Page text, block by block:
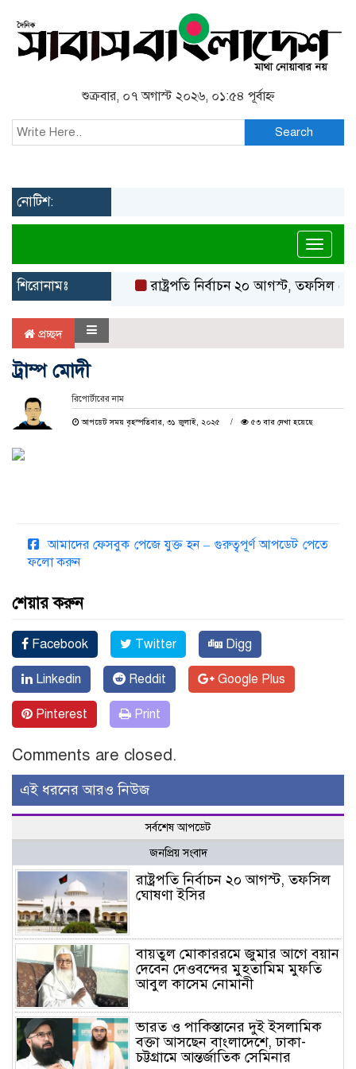
শুক্রবার, ০৭ অগাস্ট ২০২৬, ০১:৫৪ পূর্বাহ্ন
Search
নোটিশ:
শিরোনামঃ রাষ্ট্রপতি নির্বাচন ২০ আগস্ট, তফসিল
প্রচ্ছদ
ট্রাম্প মোদী
রিপোর্টারের নাম
আপডেট সময় বৃহস্পতিবার, ৩১ জুলাই, ২০২৫ ৫৩ বার দেখা হয়েছে
আমাদের ফেসবুক পেজে যুক্ত হন – গুরুত্বপূর্ণ আপডেট পেতে
ফলো করুন
শেয়ার করুন
Facebook Twitter Digg
Linkedin Reddit Google Plus
Pinterest Print
Comments are closed.
এই ধরনের আরও নিউজ
সর্বশেষ আপডেট
জনপ্রিয় সংবাদ
রাষ্ট্রপতি নির্বাচন ২০ আগস্ট, তফসিল
ঘোষণা ইসির
বায়তুল মোকাররমে জুমার আগে বয়ান
দেবেন দেওবন্দের মুহতামিম মুফতি
আবুল কাসেম নোমানী
ভারত ও পাকিস্তানের দুই ইসলামিক
বক্তা আসছেন বাংলাদেশে, ঢাকা-
চট্টগ্রামে আন্তর্জাতিক সেমিনার